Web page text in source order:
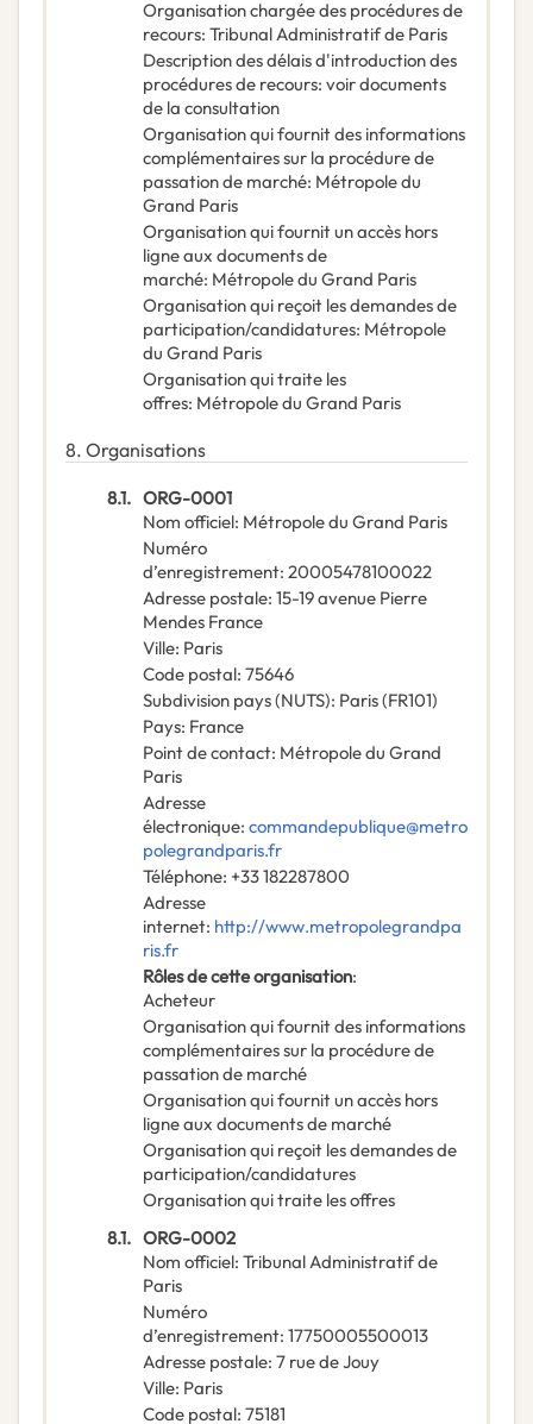
Organisation chargée des procédures de
recours: Tribunal Administratif de Paris
Description des délais d'introduction des
procédures de recours: voir documents
de la consultation
Organisation qui fournit des informations
complémentaires sur la procédure de
passation de marché: Métropole du
Grand Paris
Organisation qui fournit un accès hors
ligne aux documents de
marché: Métropole du Grand Paris
Organisation qui reçoit les demandes de
participation/candidatures: Métropole
du Grand Paris
Organisation qui traite les
offres: Métropole du Grand Paris
8. Organisations
8.1. ORG-0001
Nom officiel: Métropole du Grand Paris
Numéro
d’enregistrement: 20005478100022
Adresse postale: 15-19 avenue Pierre
Mendes France
Ville: Paris
Code postal: 75646
Subdivision pays (NUTS): Paris(FR101)
Pays: France
Point de contact: Métropole du Grand
Paris
Adresse
électronique: commandepublique@metro
polegrandparis.fr
Téléphone: +33 182287800
Adresse
internet: http://www.metropolegrandpa
ris.fr
Rôles de cette organisation:
Acheteur
Organisation qui fournit des informations
complémentaires sur la procédure de
passation de marché
Organisation qui fournit un accès hors
ligne aux documents de marché
Organisation qui reçoit les demandes de
participation/candidatures
Organisation qui traite les offres
8.1. ORG-0002
Nom officiel: Tribunal Administratif de
Paris
Numéro
d’enregistrement: 17750005500013
Adresse postale: 7 rue de Jouy
Ville: Paris
Code postal: 75181